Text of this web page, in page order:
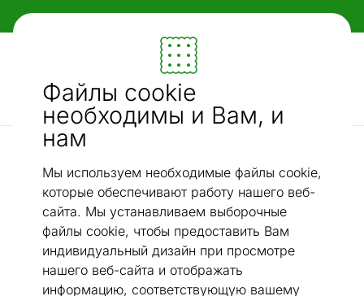
Файлы cookie
необходимы и Вам, и
нам
Мы используем необходимые файлы cookie,
которые обеспечивают работу нашего веб-
сайта. Мы устанавливаем выборочные
файлы cookie, чтобы предоставить Вам
индивидуальный дизайн при просмотре
нашего веб-сайта и отображать
информацию, соответствующую вашему
Гибкие и удобные способы оплаты!
Мебель и убранство - ON24
Ищи...
Stroma наматрасник Top Comfort 90x190 cm